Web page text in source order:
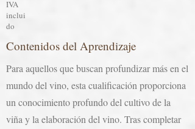
IVA
inclui
do
Contenidos del Aprendizaje
Para aquellos que buscan profundizar más en el
mundo del vino, esta cualificación proporciona
un conocimiento profundo del cultivo de la
viña y la elaboración del vino. Tras completar